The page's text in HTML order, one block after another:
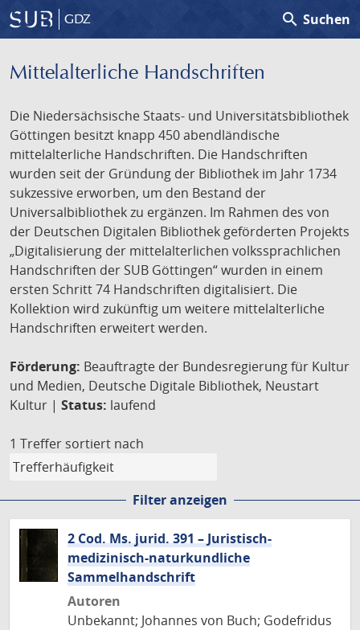
GDZ search Suchen
Mittelalterliche Handschriften
Die Niedersächsische Staats- und Universitätsbibliothek
Göttingen besitzt knapp 450 abendländische
mittelalterliche Handschriften. Die Handschriften
wurden seit der Gründung der Bibliothek im Jahr 1734
sukzessive erworben, um den Bestand der
Universalbibliothek zu ergänzen. Im Rahmen des von
der Deutschen Digitalen Bibliothek geförderten Projekts
„Digitalisierung der mittelalterlichen volkssprachlichen
Handschriften der SUB Göttingen“ wurden in einem
ersten Schritt 74 Handschriften digitalisiert. Die
Kollektion wird zukünftig um weitere mittelalterliche
Handschriften erweitert werden.
Förderung: Beauftragte der Bundesregierung für Kultur
und Medien, Deutsche Digitale Bibliothek, Neustart
Kultur | Status: laufend
1 Treffer sortiert nach
Filter anzeigen
2 Cod. Ms. jurid. 391 – Juristisch-
medizinisch-naturkundliche
Sammelhandschrift
Autoren
Unbekannt; Johannes von Buch; Godefridus